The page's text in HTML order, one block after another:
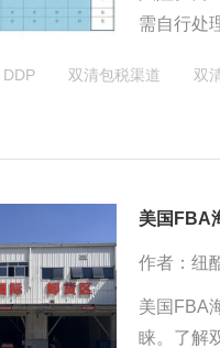
需自行处
DDP 双清包税渠道 双
美国FBA
作者：纽
美国FBA
睐。了解